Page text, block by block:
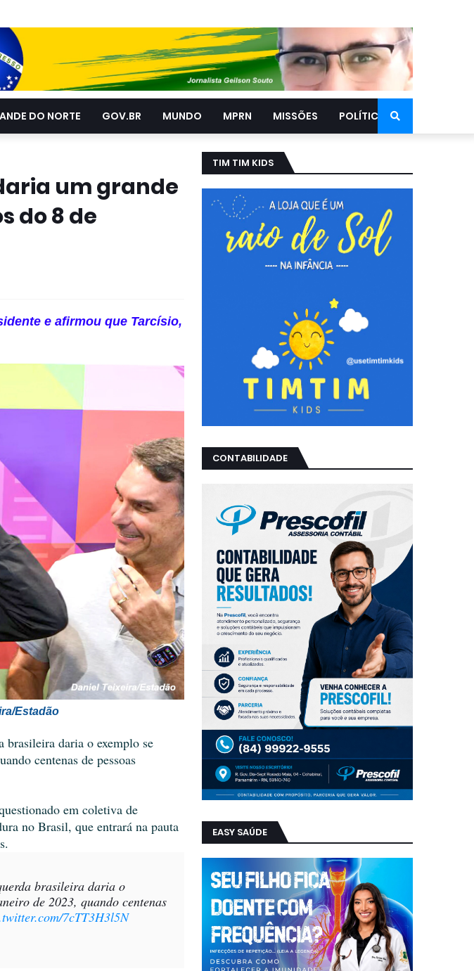
DO NORTE GOV.BR MUNDO MPRN MISSÕES POLÍTICA
um grande
do 8 de
e afirmou que Tarcísio,
Estadão
brasileira daria o exemplo se
centenas de pessoas
em coletiva de
no Brasil, que entrará na pauta
brasileira daria o
de 2023, quando centenas
7cTT3H3l5N
TIM TIM KIDS
CONTABILIDADE
EASY SAÚDE